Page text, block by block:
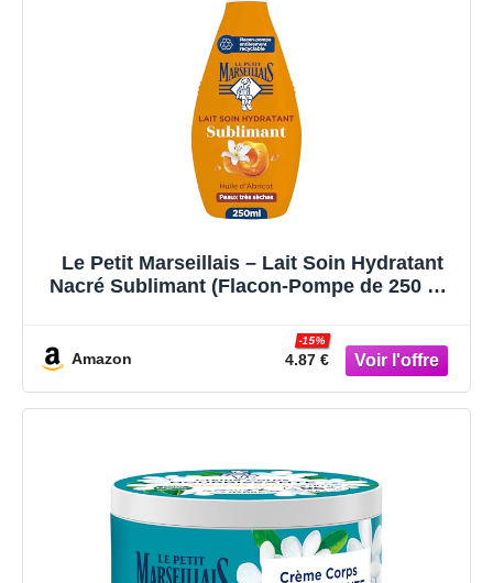
Le Petit Marseillais – Lait Soin Hydratant
Nacré Sublimant (Flacon-Pompe de 250 Ml)
Confort 24H – Lait Corporel à l'Huile
d'Abricot, Lys Blanc et Nacres
Amazon 4.87 €
-15%